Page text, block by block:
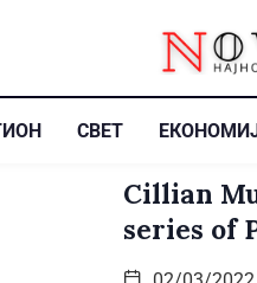
СВЕТ
Cillian
series of